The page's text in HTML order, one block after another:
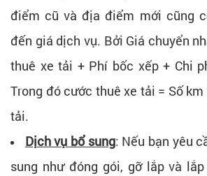
điểm cũ và địa điểm mới cũng
đến giá dịch vụ. Bởi Giá chuyển
thuê xe tải + Phí bốc xếp + Chi
Trong đó cước thuê xe tải = Số
tải.
Dịch vụ bổ sung: Nếu bạn yêu
sung như đóng gói, gỡ lắp và